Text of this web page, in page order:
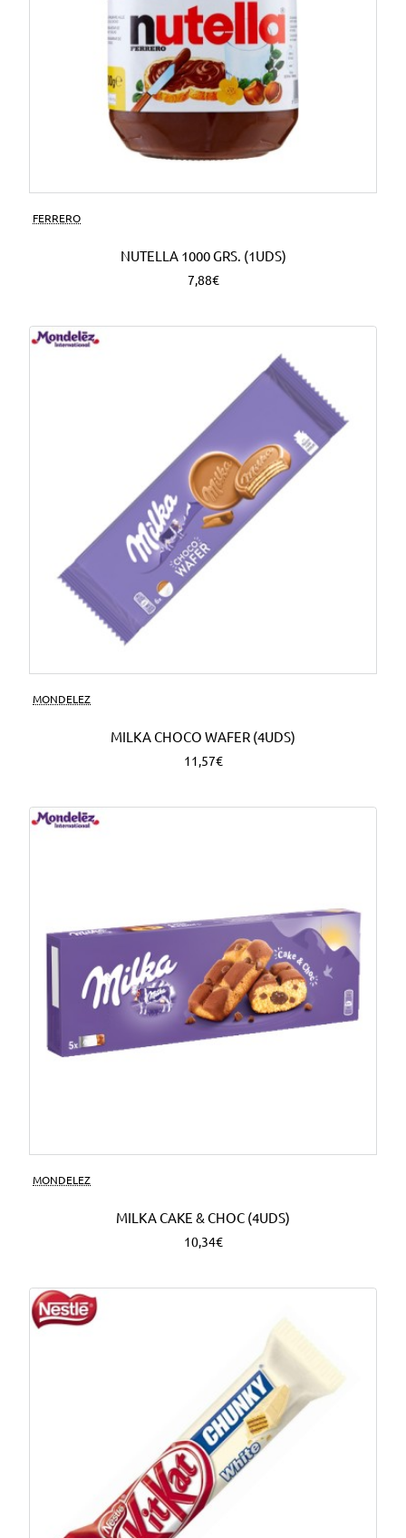
FERRERO
NUTELLA 1000 GRS. (1UDS)
7,88€
MONDELEZ
MILKA CHOCO WAFER (4UDS)
11,57€
MONDELEZ
MILKA CAKE & CHOC (4UDS)
10,34€